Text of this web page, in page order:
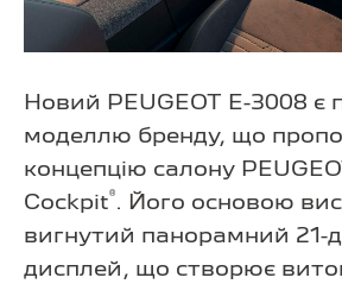
Новий PEUGEOT E-3008 є
моделлю бренду, що
концепцію салону
Cockpit®. Його основою
вигнутий панорамний
дисплей, що створює